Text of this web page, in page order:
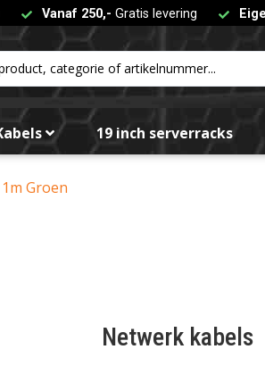
Vanaf 250,- Gratis levering
19 inch serverracks
Groen
Netwerk kabels